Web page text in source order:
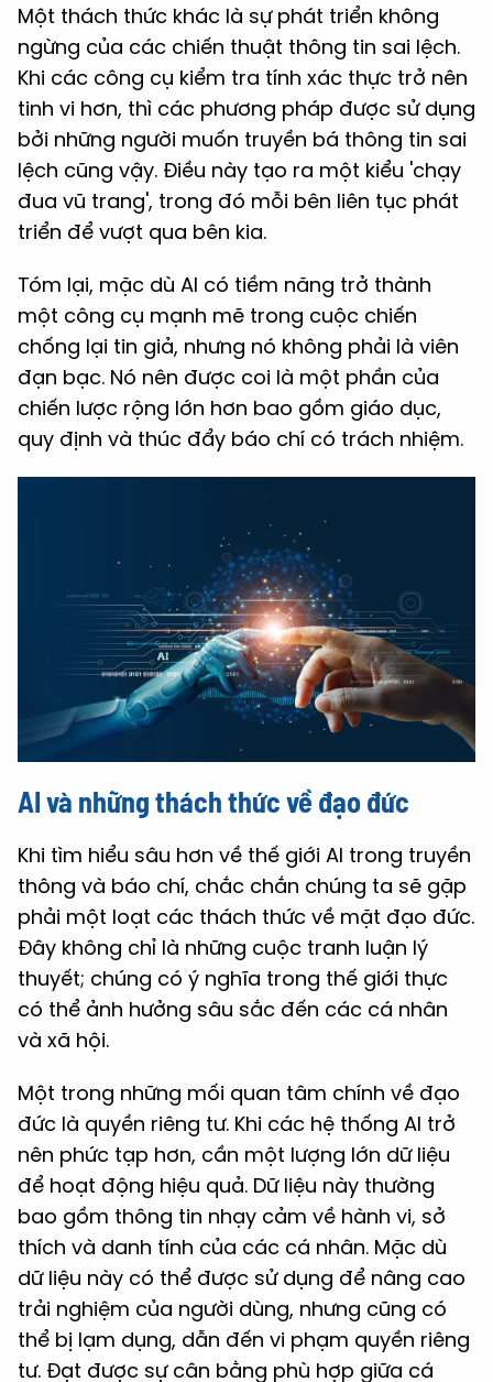
Một thách thức khác là sự phát triển không
ngừng của các chiến thuật thông tin sai lệch.
Khi các công cụ kiểm tra tính xác thực trở nên
tinh vi hơn, thì các phương pháp được sử dụng
bởi những người muốn truyền bá thông tin sai
lệch cũng vậy. Điều này tạo ra một kiểu 'chạy
đua vũ trang', trong đó mỗi bên liên tục phát
triển để vượt qua bên kia.
Tóm lại, mặc dù AI có tiềm năng trở thành
một công cụ mạnh mẽ trong cuộc chiến
chống lại tin giả, nhưng nó không phải là viên
đạn bạc. Nó nên được coi là một phần của
chiến lược rộng lớn hơn bao gồm giáo dục,
quy định và thúc đẩy báo chí có trách nhiệm.
AI và những thách thức về đạo đức
Khi tìm hiểu sâu hơn về thế giới AI trong truyền
thông và báo chí, chắc chắn chúng ta sẽ gặp
phải một loạt các thách thức về mặt đạo đức.
Đây không chỉ là những cuộc tranh luận lý
thuyết; chúng có ý nghĩa trong thế giới thực
có thể ảnh hưởng sâu sắc đến các cá nhân
và xã hội.
Một trong những mối quan tâm chính về đạo
đức là quyền riêng tư. Khi các hệ thống AI trở
nên phức tạp hơn, cần một lượng lớn dữ liệu
để hoạt động hiệu quả. Dữ liệu này thường
bao gồm thông tin nhạy cảm về hành vi, sở
thích và danh tính của các cá nhân. Mặc dù
dữ liệu này có thể được sử dụng để nâng cao
trải nghiệm của người dùng, nhưng cũng có
thể bị lạm dụng, dẫn đến vi phạm quyền riêng
tư. Đạt được sự cân bằng phù hợp giữa cá